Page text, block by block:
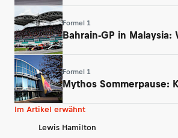
Formel 1
Bahrain-GP in Malaysia:
Formel 1
Mythos Sommerpause:
Im Artikel erwähnt
Lewis Hamilton